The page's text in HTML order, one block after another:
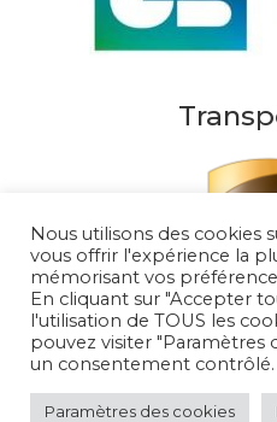
Nous utilisons des cookies
vous offrir l'expérience la
mémorisant vos
En cliquant sur "Accepter
l'utilisation de TOUS les
pouvez visiter "Paramètres
un consentement contrôlé.
Paramètres des cookies